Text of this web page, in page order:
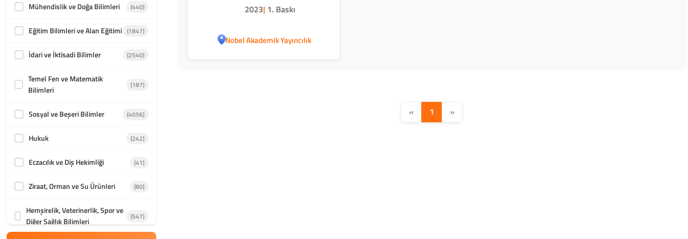
Mühendislik ve Doğa Bilimleri (440)
Eğitim Bilimleri ve Alan Eğitimi (1847)
İdari ve İktisadi Bilimler (2540)
Temel Fen ve Matematik
Bilimleri
(187)
Sosyal ve Beşeri Bilimler (4056)
Hukuk (242)
Eczacılık ve Diş Hekimliği (41)
Ziraat, Orman ve Su Ürünleri (80)
Hemşirelik, Veterinerlik, Spor ve
Diğer Sağlık Bilimleri
(547)
2023| 1. Baskı
Nobel Akademik Yayıncılık
« 1 »